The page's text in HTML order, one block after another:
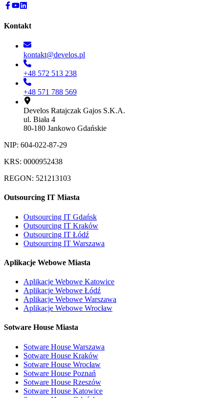
Kontakt
kontakt@develos.pl
+48 572 513 238
+48 571 788 569
Develos Ratajczak Gajos S.K.A.
ul. Biała 4
80-180 Jankowo Gdańskie
NIP: 604-022-87-29
KRS: 0000952438
REGON: 521213103
Outsourcing IT Miasta
Outsourcing IT Gdańsk
Outsourcing IT Kraków
Outsourcing IT Łódź
Outsourcing IT Warszawa
Aplikacje Webowe Miasta
Aplikacje Webowe Katowice
Aplikacje Webowe Łódź
Aplikacje Webowe Warszawa
Aplikacje Webowe Wrocław
Sotware House Miasta
Sotware House Warszawa
Sotware House Kraków
Sotware House Wrocław
Sotware House Poznań
Sotware House Rzeszów
Sotware House Katowice